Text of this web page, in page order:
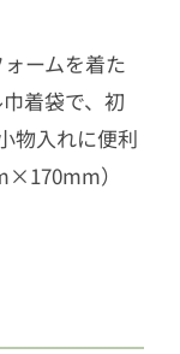
ームを着た
着袋で、初
物入れに便利
）